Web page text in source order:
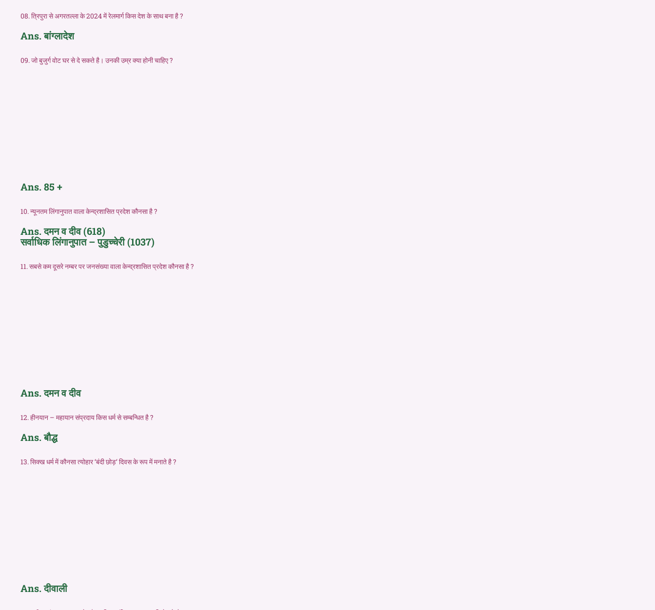
08. त्रिपुरा से अगरतल्ला के 2024 में रेलमार्ग किस देश के साथ बना है ?
Ans. बांग्लादेश
09. जो बुजुर्ग वोट घर से दे सकते है। उनकी उम्र क्या होनी चाहिए ?
Ans. 85 +
10. न्यूनतम लिंगानुपात वाला केन्द्रशासित प्रदेश कौनसा है ?
Ans. दमन व दीव (618)
सर्वाधिक लिंगानुपात – पुडुच्चेरी (1037)
11. सबसे कम दूसरे नम्बर पर जनसंख्या वाला केन्द्रशासित प्रदेश कौनसा है ?
Ans. दमन व दीव
12. हीनयान – महायान संप्रदाय किस धर्म से सम्बन्धित है ?
Ans. बौद्ध
13. सिक्ख धर्म में कौनसा त्योहार ‘बंदी छोड़‘ दिवस के रूप में मनाते है ?
Ans. दीवाली